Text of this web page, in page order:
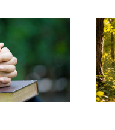
Egy fa kidől, messze
hangzik. Nő az erdő, ki
hallja? – Diakónusok
vasárnapja – II. rész